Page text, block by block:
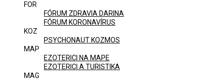
FOR
FÓRUM ZDRAVIA DARINA
FÓRUM KORONAVÍRUS
KOZ
PSYCHONAUT KOZMOS
MAP
EZOTERICI NA MAPE
EZOTERICI A TURISTIKA
MAG